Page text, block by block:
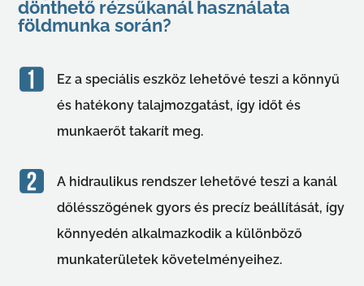
dönthető rézsűkanál használata
földmunka során?
Ez a speciális eszköz lehetővé teszi a könnyű
és hatékony talajmozgatást, így időt és
munkaerőt takarít meg.
A hidraulikus rendszer lehetővé teszi a kanál
dőlésszögének gyors és precíz beállítását, így
könnyedén alkalmazkodik a különböző
munkaterületek követelményeihez.